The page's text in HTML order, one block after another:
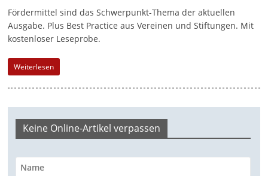
a
z
i
ü
r
S
o
z
Fördermittel sind das Schwerpunkt-Thema der aktuellen
Ausgabe. Plus Best Practice aus Vereinen und Stiftungen. Mit
kostenloser Leseprobe.
Weiterlesen
Keine Online-Artikel verpassen